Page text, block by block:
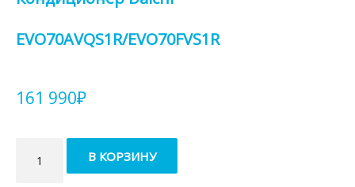
EVO70AVQS1R/EVO70FVS1R
161 990₽
товара
Кондиционер
В КОРЗИНУ